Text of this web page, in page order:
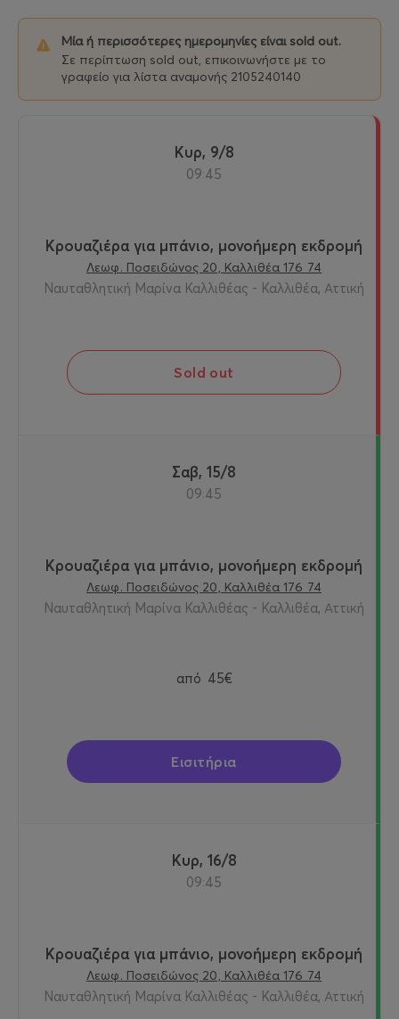
Μία ή περισσότερες ημερομηνίες είναι sold out.
Σε περίπτωση sold out, επικοινωνήστε με το
γραφείο για λίστα αναμονής 2105240140
Κυρ, 9/8
09:45
Κρουαζιέρα για μπάνιο, μονοήμερη εκδρομή
Λεωφ. Ποσειδώνος 20, Καλλιθέα 176 74
Ναυταθλητική Μαρίνα Καλλιθέας - Καλλιθέα, Αττική
Sold out
Σαβ, 15/8
09:45
Κρουαζιέρα για μπάνιο, μονοήμερη εκδρομή
Λεωφ. Ποσειδώνος 20, Καλλιθέα 176 74
Ναυταθλητική Μαρίνα Καλλιθέας - Καλλιθέα, Αττική
από 45€
Εισιτήρια
Κυρ, 16/8
09:45
Κρουαζιέρα για μπάνιο, μονοήμερη εκδρομή
Λεωφ. Ποσειδώνος 20, Καλλιθέα 176 74
Ναυταθλητική Μαρίνα Καλλιθέας - Καλλιθέα, Αττική